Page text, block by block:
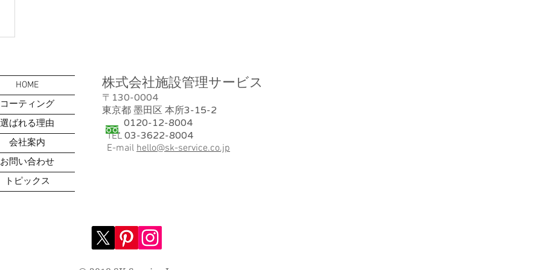
HOME
コーティング
選ばれる理由
会社案内
お問い合わせ
トピックス
株式会社施設管理サービス
​〒 130-0004
東京都 墨田区 本所3-15-2
0120-12-8004
TEL 03-3622-8004
E-mail hello@sk-service.co.jp